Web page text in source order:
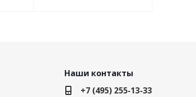
Наши контакты
+7 (495) 255-13-33